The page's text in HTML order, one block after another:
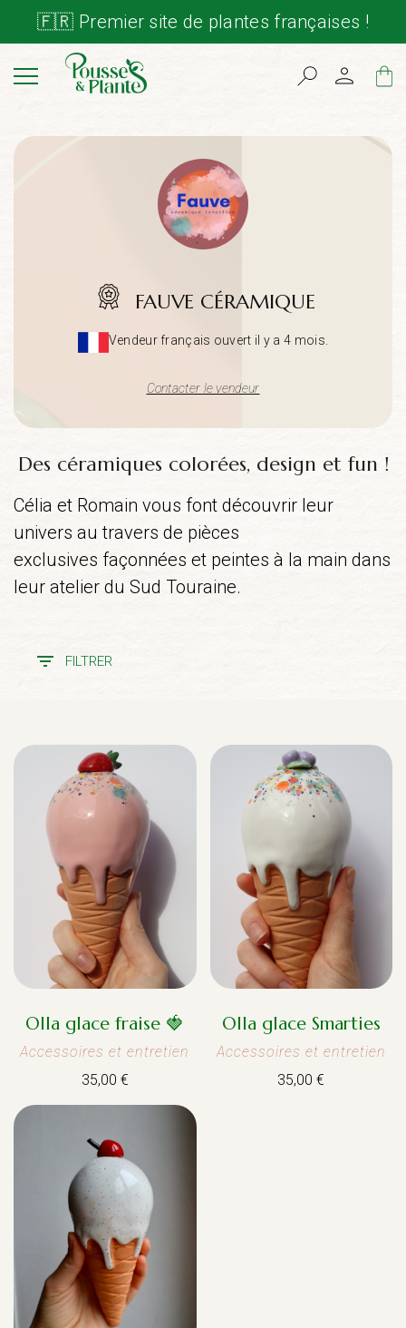
🇫🇷 Premier site de plantes françaises !
Cart
FAUVE CÉRAMIQUE
Vendeur français ouvert il y a 4 mois.
Contacter le vendeur
Des céramiques colorées, design et fun !
Célia et Romain vous font découvrir leur
univers au travers de pièces
exclusives façonnées et peintes à la main dans
leur atelier du Sud Touraine.
FILTRER
Olla glace fraise 🍓
Accessoires et entretien
35,00 €
Olla glace Smarties
Accessoires et entretien
35,00€